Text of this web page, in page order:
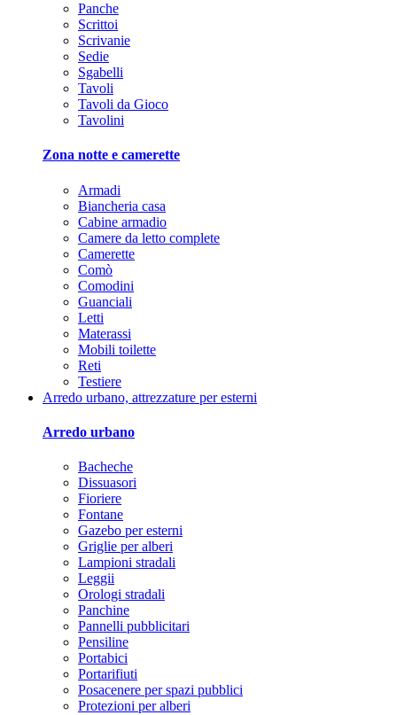
Panche
Scrittoi
Scrivanie
Sedie
Sgabelli
Tavoli
Tavoli da Gioco
Tavolini
Zona notte e camerette
Armadi
Biancheria casa
Cabine armadio
Camere da letto complete
Camerette
Comò
Comodini
Guanciali
Letti
Materassi
Mobili toilette
Reti
Testiere
Arredo urbano, attrezzature per esterni
Arredo urbano
Bacheche
Dissuasori
Fioriere
Fontane
Gazebo per esterni
Griglie per alberi
Lampioni stradali
Leggii
Orologi stradali
Panchine
Pannelli pubblicitari
Pensiline
Portabici
Portarifiuti
Posacenere per spazi pubblici
Protezioni per alberi